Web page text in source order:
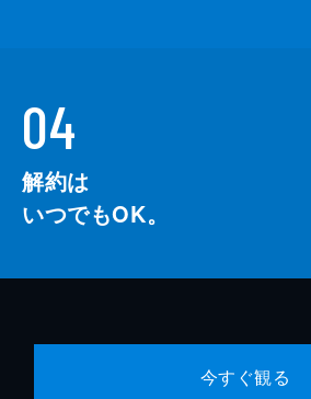
04
解約は
いつでもOK。
今すぐ観る